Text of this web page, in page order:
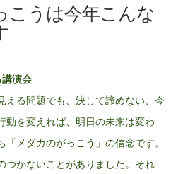
こうは今年こんな
演会
る問題でも、決して諦めない、今
動を変えれば、明日の未来は変わ
メダカのがっこう」の信念です。
つかないことがありました。それ